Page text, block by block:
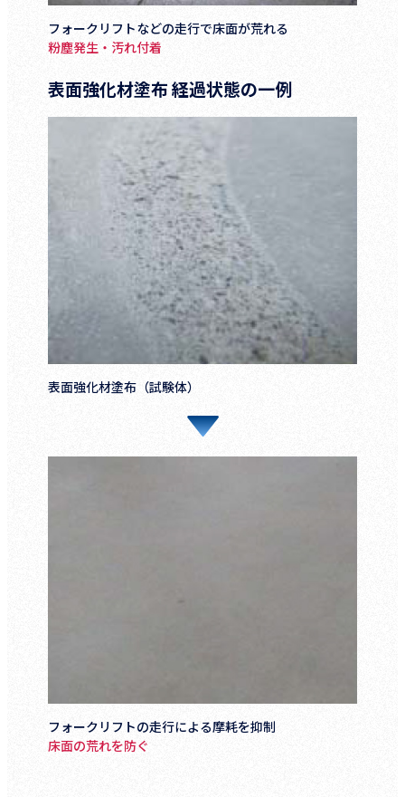
フォークリフトなどの走行で床面が荒れる
粉塵発生・汚れ付着
表面強化材塗布 経過状態の一例
表面強化材塗布（試験体）
フォークリフトの走行による摩耗を抑制
床面の荒れを防ぐ